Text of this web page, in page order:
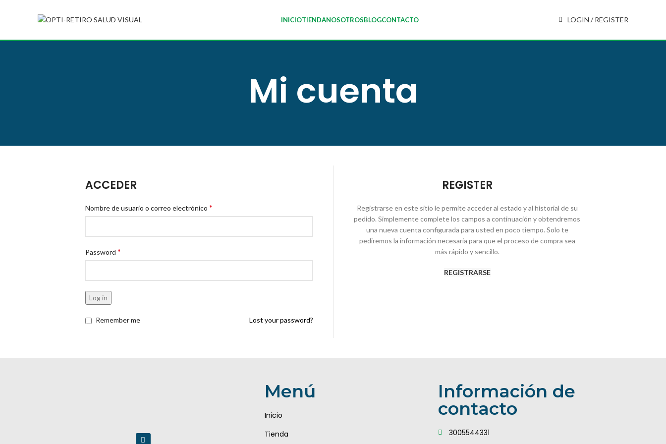
INICIOTIENDANOSOTROSBLOGCONTACTO LOGIN / REGISTER
Mi cuenta
ACCEDER
Nombre de usuario o correo electrónico *
Password *
Log in
Lost your password?
Remember me
REGISTER
Registrarse en este sitio le permite acceder al estado y al historial de su
pedido. Simplemente complete los campos a continuación y obtendremos
una nueva cuenta configurada para usted en poco tiempo. Solo te
pediremos la información necesaria para que el proceso de compra sea
más rápido y sencillo.
REGISTRARSE
Menú
Inicio
Tienda
Información de
contacto
3005544331